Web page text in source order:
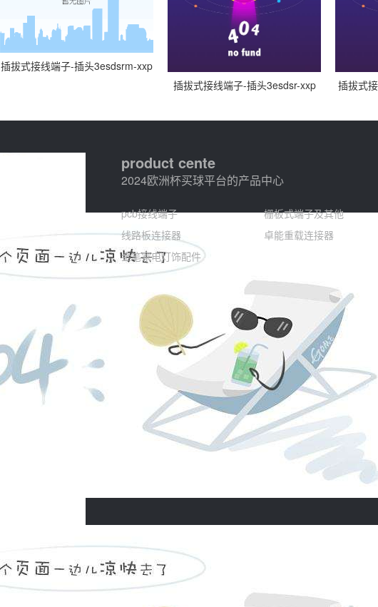
插拔式接线端子-插头3esdsrm-xxp
插拔式接线端子-插头3esdsr-xxp
插拔式
product cente
2024欧洲杯买球平台的产品中心
pcb接线端子
栅板式端子及其他
线路板连接器
卓能重载连接器
金笔家电灯饰配件